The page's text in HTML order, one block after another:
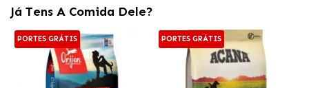
Já Tens A Comida Dele?
PORTES GRÁTIS PORTES GRÁTIS